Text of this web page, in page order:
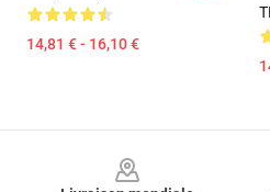
14,81 € - 16,10 €